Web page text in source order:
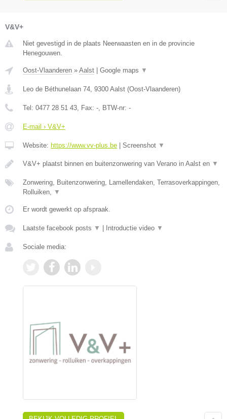
V&V+
Niet gevestigd in de plaats Neerwaasten en in de provincie
Henegouwen.
Oost-Vlaanderen » Aalst Google maps ▼
Leo de Béthunelaan 74, 9300 Aalst (Oost-Vlaanderen)
Tel: 0477 28 51 43, Fax: -, BTW-nr: -
E-mail › V&V+
Website: https://www.vv-plus.be Screenshot ▼
V&V+ plaatst binnen en buitenzonwering van Verano in Aalst en ▼
Zonwering, Buitenzonwering, Lamellendaken, Terrasoverkappingen,
Rolluiken, ▼
Er wordt gewerkt op afspraak.
Laatste facebook posts ▼ Introductie video ▼
Sociale media: